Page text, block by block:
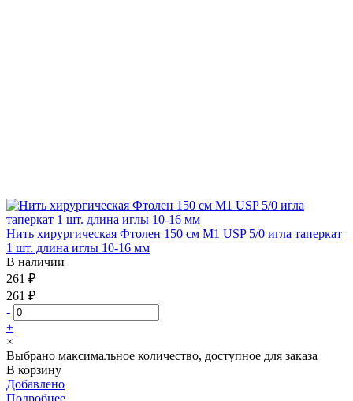
Нить хирургическая Фтолен 150 см М1 USP 5/0 игла таперкат
1 шт. длина иглы 10-16 мм
В наличии
261 ₽
261 ₽
-
+
×
Выбрано максимальное количество, доступное для заказа
В корзину
Добавлено
Подробнее